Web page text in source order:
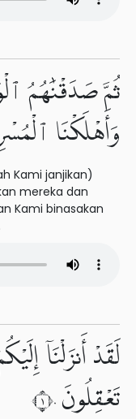
ثُمَّ صَدَقْنَٰهُمُ
وَأَهْلَكْنَا
Kami janjikan)
mereka dan
Kami binasakan
لَقَدْ أَنزَلْنَآ
تَعْقِلُونَ ١٠